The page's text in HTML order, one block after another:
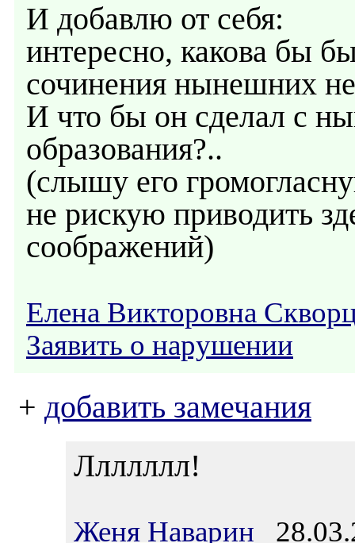
И добавлю от себя:
интересно, какова бы
сочинения нынешних
И что бы он сделал с
образования?..
(слышу его
не рискую приводить
соображений)
Елена Викторовна
Заявить о нарушении
+ добавить замечания
Ллллллл!
Женя Наварин